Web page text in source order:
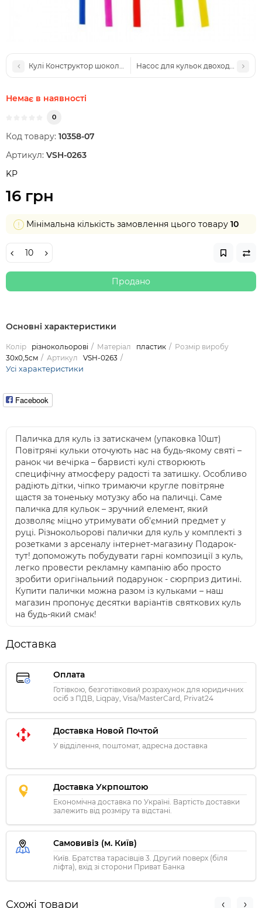
Кулі Конструктор шоколадний (уп 20шт)Насос для кульок двоходовий
Немає в наявності
0
Код товару: 10358-07
Артикул: VSH-0263
KP
16 грн
Мінімальна кількість замовлення цього товару 10
Продано
Основні характеристики
Колір різнокольорові Матеріал пластик
Розмір виробу
30х0,5см
Артикул VSH-0263
Усі характеристики
Facebook
Паличка для куль із затискачем (упаковка 10шт)
Повітряні кульки оточують нас на будь-якому святі –
ранок чи вечірка – барвисті кулі створюють
специфічну атмосферу радості та затишку. Особливо
радіють дітки, чіпко тримаючи кругле повітряне
щастя за тоненьку мотузку або на паличці. Саме
паличка для кульок – зручний елемент, який
дозволяє міцно утримувати об'ємний предмет у
руці. Різнокольорові палички для куль у комплекті з
розетками з арсеналу інтернет-магазину Подарок-
тут! допоможуть побудувати гарні композиції з куль,
легко провести рекламну кампанію або просто
зробити оригінальний подарунок - сюрприз дитині.
Купити палички можна разом із кульками – наш
магазин пропонує десятки варіантів святкових куль
на будь-який смак!
Доставка
Оплата
Готівкою, безготівковий розрахунок для юридичних
осіб з ПДВ, Liqpay, Visa/MasterCard, Privat24
Доставка Новой Почтой
У відділення, поштомат, адресна доставка
Доставка Укрпоштою
Економічна доставка по Україні. Вартість доставки
залежить від розміру та відстані.
Самовивіз (м. Київ)
Київ. Братства тарасівців 3. Другий поверх (біля
ліфта), вхід зі сторони Приват Банка
Схожі товари